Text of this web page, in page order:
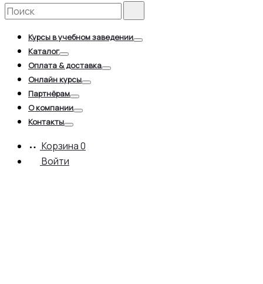
Search
for:
Курсы в учебном заведении
Каталог
Toggle
Оплата & доставка
Онлайн курсы
Партнёрам
О компании
Контакты
Корзина0
Войти